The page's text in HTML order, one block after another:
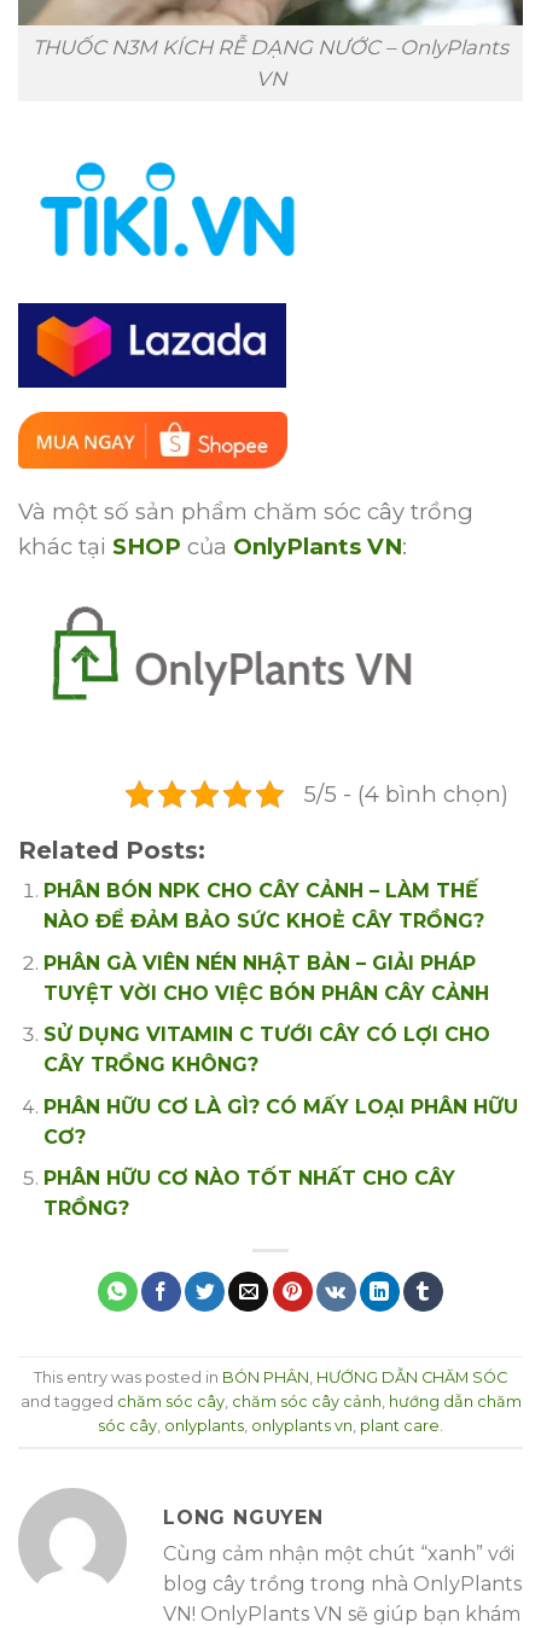
THUỐC N3M KÍCH RỄ DẠNG NƯỚC – OnlyPlants
VN
Và một số sản phẩm chăm sóc cây trồng
khác tại SHOP của OnlyPlants VN:
5/5 - (4 bình chọn)
Related Posts:
PHÂN BÓN NPK CHO CÂY CẢNH – LÀM THẾ
NÀO ĐỂ ĐẢM BẢO SỨC KHOẺ CÂY TRỒNG?
PHÂN GÀ VIÊN NÉN NHẬT BẢN – GIẢI PHÁP
TUYỆT VỜI CHO VIỆC BÓN PHÂN CÂY CẢNH
SỬ DỤNG VITAMIN C TƯỚI CÂY CÓ LỢI CHO
CÂY TRỒNG KHÔNG?
PHÂN HỮU CƠ LÀ GÌ? CÓ MẤY LOẠI PHÂN HỮU
CƠ?
PHÂN HỮU CƠ NÀO TỐT NHẤT CHO CÂY
TRỒNG?
This entry was posted in BÓN PHÂN HƯỚNG DẪN CHĂM SÓC
and tagged chăm sóc cây, chăm sóc cây cảnh hướng dẫn chăm
sóc cây onlyplants onlyplants vn plant care
LONG NGUYEN
Cùng cảm nhận một chút “xanh” với
blog cây trồng trong nhà OnlyPlants
VN! OnlyPlants VN sẽ giúp bạn khám